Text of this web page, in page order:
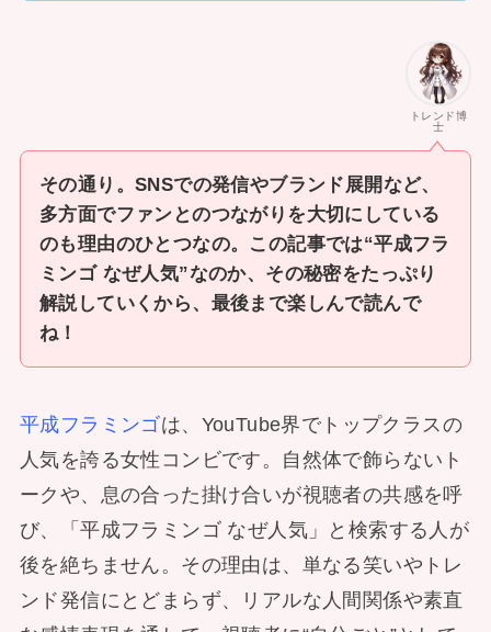
トレンド博
士
その通り。SNSでの発信やブランド展開など、
多方面でファンとのつながりを大切にしている
のも理由のひとつなの。この記事では“平成フラ
ミンゴ なぜ人気”なのか、その秘密をたっぷり
解説していくから、最後まで楽しんで読んで
ね！
平成フラミンゴは、YouTube界でトップクラスの
人気を誇る女性コンビです。自然体で飾らないト
ークや、息の合った掛け合いが視聴者の共感を呼
び、「平成フラミンゴ なぜ人気」と検索する人が
後を絶ちません。その理由は、単なる笑いやトレ
ンド発信にとどまらず、リアルな人間関係や素直